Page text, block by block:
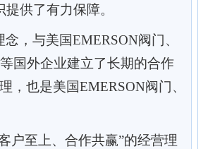
供了有力保障。
念，与美国EMERSON阀门、
国外企业建立了长期的合作
， 也是美国EMERSON阀门、
户至上、合作共赢”的经营理